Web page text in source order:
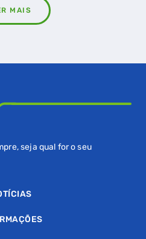
MAIS
seja qual for o seu